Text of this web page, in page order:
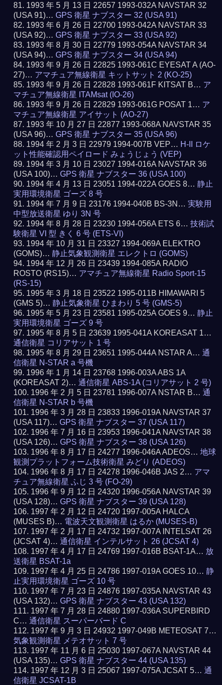
1993 年 5 月 13 日 22657 1993-032A NAVSTAR 32
(USA 91)…GPS 衛星 ナブスター 32 (USA 91)
1993 年 6 月 26 日 22700 1993-042A NAVSTAR 33
(USA 92)…GPS 衛星 ナブスター 33 (USA 92)
1993 年 8 月 30 日 22779 1993-054A NAVSTAR 34
(USA 94)…GPS 衛星 ナブスター 34 (USA 94)
1993 年 9 月 26 日 22825 1993-061C EYESAT A (AO-
27)… アマチュア無線衛星 キットサット 2 (KO-25)
1993 年 9 月 26 日 22828 1993-061F KITSAT B… ア
マチュア無線衛星 ITAMsat (IO-26)
1993 年 9 月 26 日 22829 1993-061G POSAT 1… ア
マチュア無線衛星 アイサット (AO-27)
1993 年 10 月 27 日 22877 1993-068A NAVSTAR 35
(USA 96)…GPS 衛星 ナブスター 35 (USA 96)
1994 年 2 月 3 日 22979 1994-007B VEP… H-II ロケ
ット性能確認用ペイロード みょうじょう (VEP)
1994 年 3 月 10 日 23027 1994-016A NAVSTAR 36
(USA 100)…GPS 衛星 ナブスター 36 (USA 100)
1994 年 4 月 13 日 23051 1994-022A GOES 8…静止
実用環境衛星 ゴーズ 8 号
1994 年 7 月 9 日 23176 1994-040B BS-3N…実験用
中型放送衛星 ゆり 3N 号
1994 年 8 月 28 日 23230 1994-056A ETS 6…技術試
験衛星 VI 型 きく 6 号 (ETS-VI)
1994 年 10 月 31 日 23327 1994-069A ELEKTRO
(GOMS)…静止気象観測衛星 エレクトロ (GOMS)
1994 年 12 月 26 日 23439 1994-085A RADIO
ROSTO (RS15)… アマチュア無線衛星 Radio Sport-15
(RS-15)
1995 年 3 月 18 日 23522 1995-011B HIMAWARI 5
(GMS 5)…静止気象衛星 ひまわり 5 号 (GMS-5)
1995 年 5 月 23 日 23581 1995-025A GOES 9…静止
実用環境衛星 ゴーズ 9 号
1995 年 8 月 5 日 23639 1995-041A KOREASAT 1…
通信衛星 コリアサット 1 号
1995 年 8 月 29 日 23651 1995-044A NSTAR A…通
信衛星 N-STAR a 号機
1996 年 1 月 14 日 23768 1996-003A ABS 1A
(KOREASAT 2)…通信衛星 ABS-1A (コリアサット 2 号)
1996 年 2 月 5 日 23781 1996-007A NSTAR B…通
信衛星 N-STAR b 号機
1996 年 3 月 28 日 23833 1996-019A NAVSTAR 37
(USA 117)…GPS 衛星 ナブスター 37 (USA 117)
1996 年 7 月 16 日 23953 1996-041A NAVSTAR 38
(USA 126)…GPS 衛星 ナブスター 38 (USA 126)
1996 年 8 月 17 日 24277 1996-046A ADEOS…地球
観測プラットフォーム技術衛星 みどり (ADEOS)
1996 年 8 月 17 日 24278 1996-046B JAS 2… アマ
チュア無線衛星 ふじ 3 号 (FO-29)
1996 年 9 月 12 日 24320 1996-056A NAVSTAR 39
(USA 128)…GPS 衛星 ナブスター 39 (USA 128)
1997 年 2 月 12 日 24720 1997-005A HALCA
(MUSES B)… 電波天文観測衛星 はるか (MUSES-B)
1997 年 2 月 17 日 24732 1997-007A INTELSAT 26
(JCSAT 4)…通信衛星 インテルサット 26 (JCSAT 4)
1997 年 4 月 17 日 24769 1997-016B BSAT-1A… 放
送衛星 BSAT-1a
1997 年 4 月 25 日 24786 1997-019A GOES 10…静
止実用環境衛星 ゴーズ 10 号
1997 年 7 月 23 日 24876 1997-035A NAVSTAR 43
(USA 132)…GPS 衛星 ナブスター 43 (USA 132)
1997 年 7 月 28 日 24880 1997-036A SUPERBIRD
C…通信衛星 スーパーバード C
1997 年 9 月 3 日 24932 1997-049B METEOSAT 7…
気象観測衛星 メテオサット 7 号
1997 年 11 月 6 日 25030 1997-067A NAVSTAR 44
(USA 135)…GPS 衛星 ナブスター 44 (USA 135)
1997 年 12 月 3 日 25067 1997-075A JCSAT 5…通
信衛星 JCSAT-1B